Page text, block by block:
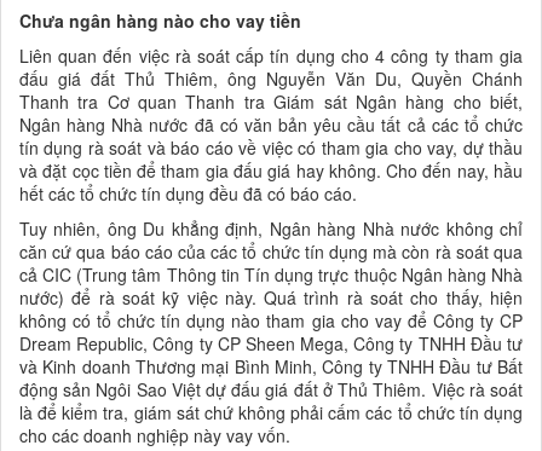
Chưa ngân hàng nào cho vay tiền
Liên quan đến việc rà soát cấp tín dụng cho 4 công ty tham gia
đấu giá đất Thủ Thiêm, ông Nguyễn Văn Du, Quyền Chánh
Thanh tra Cơ quan Thanh tra Giám sát Ngân hàng cho biết,
Ngân hàng Nhà nước đã có văn bản yêu cầu tất cả các tổ chức
tín dụng rà soát và báo cáo về việc có tham gia cho vay, dự thầu
và đặt cọc tiền để tham gia đấu giá hay không. Cho đến nay, hầu
hết các tổ chức tín dụng đều đã có báo cáo.
Tuy nhiên, ông Du khẳng định, Ngân hàng Nhà nước không chỉ
căn cứ qua báo cáo của các tổ chức tín dụng mà còn rà soát qua
cả CIC (Trung tâm Thông tin Tín dụng trực thuộc Ngân hàng Nhà
nước) để rà soát kỹ việc này. Quá trình rà soát cho thấy, hiện
không có tổ chức tín dụng nào tham gia cho vay để Công ty CP
Dream Republic, Công ty CP Sheen Mega, Công ty TNHH Đầu tư
và Kinh doanh Thương mại Bình Minh, Công ty TNHH Đầu tư Bất
động sản Ngôi Sao Việt dự đấu giá đất ở Thủ Thiêm. Việc rà soát
là để kiểm tra, giám sát chứ không phải cấm các tổ chức tín dụng
cho các doanh nghiệp này vay vốn.